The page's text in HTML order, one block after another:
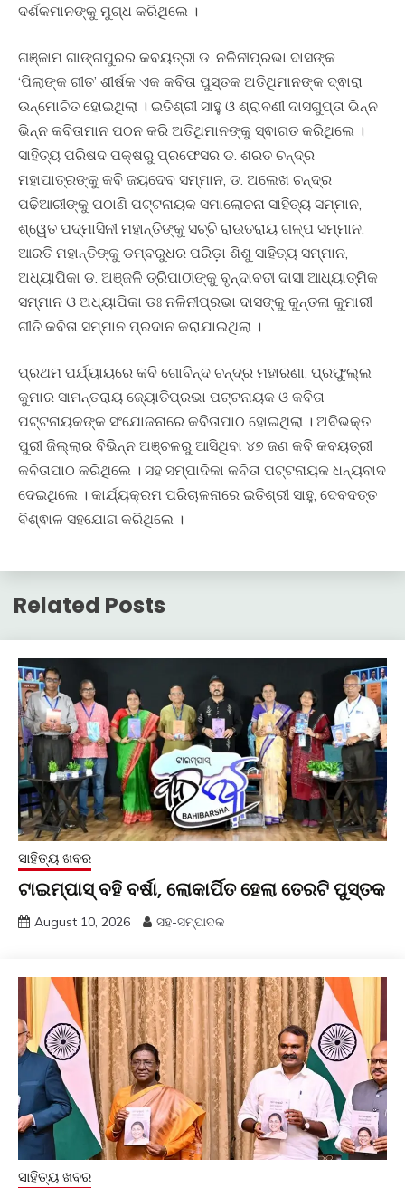
ଦର୍ଶକମାନଙ୍କୁ ମୁଗ୍ଧ କରିଥିଲେ ।
ଗଞ୍ଜାମ ଗାଙ୍ଗପୁରର କବୟତ୍ରୀ ଡ. ନଳିନୀପ୍ରଭା ଦାସଙ୍କ
‘ପିଲାଙ୍କ ଗୀତ’ ଶୀର୍ଷକ ଏକ କବିତା ପୁସ୍ତକ ଅତିଥିମାନଙ୍କ ଦ୍ଵାରା
ଉନ୍ମୋଚିତ ହୋଇଥିଲା । ଇତିଶ୍ରୀ ସାହୁ ଓ ଶ୍ରାବଣୀ ଦାସଗୁପ୍ତା ଭିନ୍ନ
ଭିନ୍ନ କବିତାମାନ ପଠନ କରି ଅତିଥିମାନଙ୍କୁ ସ୍ଵାଗତ କରିଥିଲେ ।
ସାହିତ୍ୟ ପରିଷଦ ପକ୍ଷରୁ ପ୍ରଫେସର ଡ. ଶରତ ଚନ୍ଦ୍ର
ମହାପାତ୍ରଙ୍କୁ କବି ଜୟଦେବ ସମ୍ମାନ, ଡ. ଅଲେଖ ଚନ୍ଦ୍ର
ପଢିଆରୀଙ୍କୁ ପଠାଣି ପଟ୍ଟନାୟକ ସମାଲୋଚନା ସାହିତ୍ୟ ସମ୍ମାନ,
ଶ୍ୱେତ ପଦ୍ମାସିନୀ ମହାନ୍ତିଙ୍କୁ ସଚ୍ଚି ରାଉତରାୟ ଗଳ୍ପ ସମ୍ମାନ,
ଆରତି ମହାନ୍ତିଙ୍କୁ ଡମ୍ବରୁଧର ପରିଡ଼ା ଶିଶୁ ସାହିତ୍ୟ ସମ୍ମାନ,
ଅଧ୍ୟାପିକା ଡ. ଅଞ୍ଜଳି ତ୍ରିପାଠୀଙ୍କୁ ବୃନ୍ଦାବତୀ ଦାସୀ ଆଧ୍ୟାତ୍ମିକ
ସମ୍ମାନ ଓ ଅଧ୍ୟାପିକା ଡଃ ନଳିନୀପ୍ରଭା ଦାସଙ୍କୁ କୁନ୍ତଳା କୁମାରୀ
ଗୀତି କବିତା ସମ୍ମାନ ପ୍ରଦାନ କରାଯାଇଥିଲା ।
ପ୍ରଥମ ପର୍ଯ୍ୟାୟରେ କବି ଗୋବିନ୍ଦ ଚନ୍ଦ୍ର ମହାରଣା, ପ୍ରଫୁଲ୍ଲ
କୁମାର ସାମନ୍ତରାୟ ଜ୍ୟୋତିପ୍ରଭା ପଟ୍ଟନାୟକ ଓ କବିତା
ପଟ୍ଟନାୟକଙ୍କ ସଂଯୋଜନାରେ କବିତାପାଠ ହୋଇଥିଲା । ଅବିଭକ୍ତ
ପୁରୀ ଜିଲ୍ଲାର ବିଭିନ୍ନ ଅଞ୍ଚଳରୁ ଆସିଥିବା ୪୭ ଜଣ କବି କବୟତ୍ରୀ
କବିତାପାଠ କରିଥିଲେ । ସହ ସମ୍ପାଦିକା କବିତା ପଟ୍ଟନାୟକ ଧନ୍ୟବାଦ
ଦେଇଥିଲେ । କାର୍ଯ୍ୟକ୍ରମ ପରିଚାଳନାରେ ଇତିଶ୍ରୀ ସାହୁ, ଦେବଦତ୍ତ
ବିଶ୍ଵାଳ ସହଯୋଗ କରିଥିଲେ ।
Related Posts
ସାହିତ୍ୟ ଖବର
ଟାଇମ୍‍ପାସ୍‍ ବହି ବର୍ଷା, ଲୋକାର୍ପିତ ହେଲା ତେରଟି ପୁସ୍ତକ
August 10, 2026 ସହ-ସମ୍ପାଦକ
ସାହିତ୍ୟ ଖବର